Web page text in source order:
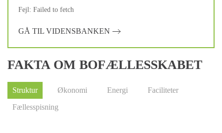
Fejl: Failed to fetch
GÅ TIL VIDENSBANKEN
FAKTA OM BOFÆLLESSKABET
Struktur Økonomi Energi
Faciliteter
Fællesspisning